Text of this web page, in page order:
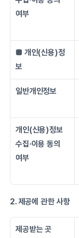
여부
■ 개인(신용)정
보
일반개인정보
개인(신용)정보
수집∙이용 동의
여부
2. 제공에 관한 사항
제공받는 곳